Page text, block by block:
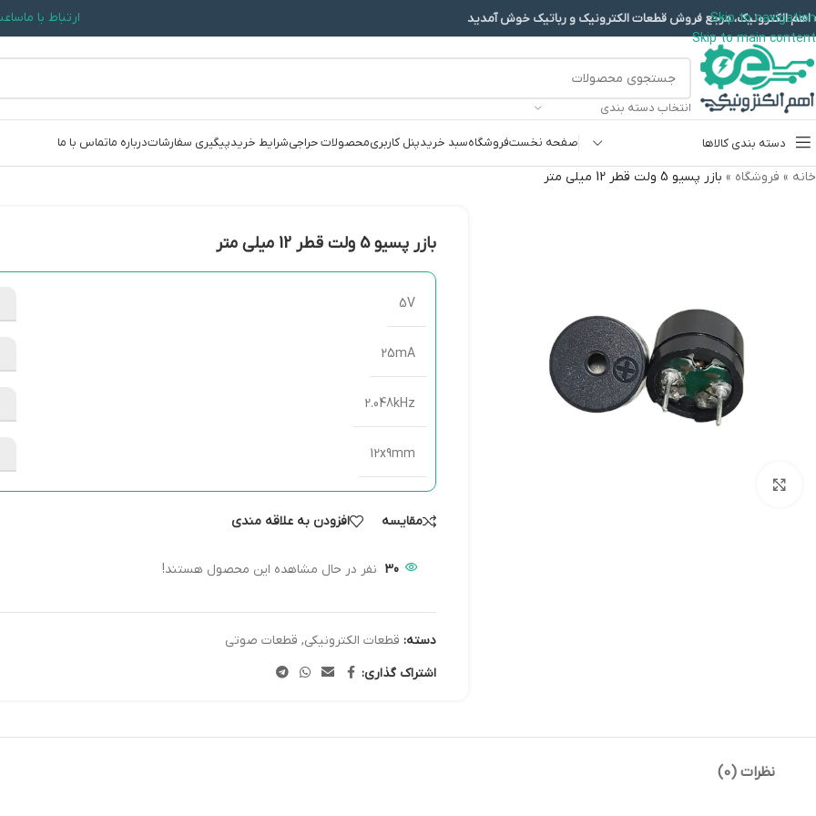
Skip to navigation
Skip to main content
اهم الکترونیک، مرجع فروش قطعات الکترونیک و رباتیک خوش آمدید ارتباط با ماساعت کاری:
انتخاب دسته بندی
دسته بندی کالاها
کی پد و جوی استیک
ماژول رله و سوییچ
ماژول های RF
ژیروسکوپ
ماژول های مبدل
صفحه نخستفروشگاهسبد خریدپنل کاربریمحصولات حراجیشرایط خریدپیگیری سفارشاتدرباره ماتماس با ما
خانه » فروشگاه » بازر پسیو 5 ولت قطر 12 میلی متر
بازر پسیو 5 ولت قطر 12 میلی متر
5V
25mA
2.048kHz
12x9mm
مقایسه افزودن به علاقه مندی
30 نفر در حال مشاهده این محصول هستند!
دسته: قطعات الکترونیکی, قطعات صوتی
اشتراک گذاری:
نظرات (0)